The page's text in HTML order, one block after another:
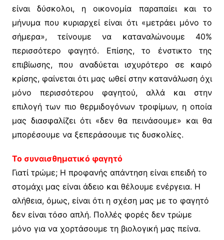
είναι δύσκολοι, η οικονομία παραπαίει και το
μήνυμα που κυριαρχεί είναι ότι «μετράει μόνο το
σήμερα», τείνουμε να καταναλώνουμε 40%
περισσότερο φαγητό. Επίσης, το ένστικτο της
επιβίωσης, που αναδύεται ισχυρότερο σε καιρό
κρίσης, φαίνεται ότι μας ωθεί στην κατανάλωση όχι
μόνο περισσότερου φαγητού, αλλά και στην
επιλογή των πιο θερμιδογόνων τροφίμων, η οποία
μας διασφαλίζει ότι «δεν θα πεινάσουμε» και θα
μπορέσουμε να ξεπεράσουμε τις δυσκολίες.
Το συναισθηματικό φαγητό
Γιατί τρώμε; Η προφανής απάντηση είναι επειδή το
στομάχι μας είναι άδειο και θέλουμε ενέργεια. Η
αλήθεια, όμως, είναι ότι η σχέση μας με το φαγητό
δεν είναι τόσο απλή. Πολλές φορές δεν τρώμε
μόνο για να χορτάσουμε τη βιολογική μας πείνα.